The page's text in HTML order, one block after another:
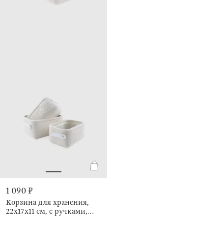
1 090 ₽
Корзина для хранения,
22х17х11 см, с ручками,